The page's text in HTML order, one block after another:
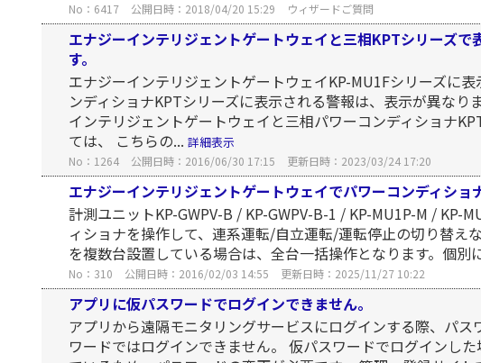
No：6417 公開日時：2018/04/20 15:29 ウィザードご質問
エナジーインテリジェントゲートウェイと三相KPTシリーズで
す。
エナジーインテリジェントゲートウェイKP-MU1Fシリーズに
ンディショナKPTシリーズに表示される警報は、表示が異なり
インテリジェントゲートウェイと三相パワーコンディショナ
ては、 こちらの... 詳細表示
No：1264 公開日時：2016/06/30 17:15 更新日時：2023/03/24 17:20
エナジーインテリジェントゲートウェイでパワーコンディショ
計測ユニットKP-GWPV-B / KP-GWPV-B-1 / KP-MU1P-M / KP-
ィショナを操作して、連系運転/自立運転/運転停止の切り替え
を複数台設置している場合は、全台一括操作となります。個別
No：310 公開日時：2016/02/03 14:55 更新日時：2025/11/27 10:22
アプリに仮パスワードでログインできません。
アプリから遠隔モニタリングサービスにログインする際、パ
ワードではログインできません。 仮パスワードでログインし